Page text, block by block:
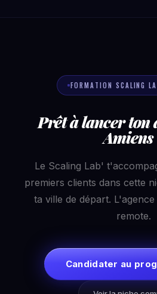
FORMATION SCALING
Prêt à lancer ton
Amiens
Le Scaling Lab'
premiers clients dans cette
ta ville de départ.
remote.
Candidater au